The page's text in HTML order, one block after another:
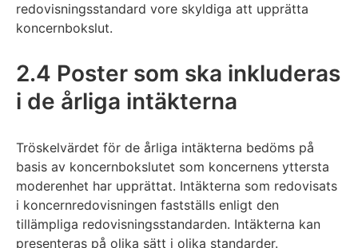
redovisningsstandard vore skyldiga att upprätta
koncernbokslut.
2.4 Poster som ska inkluderas
i de årliga intäkterna
Tröskelvärdet för de årliga intäkterna bedöms på
basis av koncernbokslutet som koncernens yttersta
moderenhet har upprättat. Intäkterna som redovisats
i koncernredovisningen fastställs enligt den
tillämpliga redovisningsstandarden. Intäkterna kan
presenteras på olika sätt i olika standarder.